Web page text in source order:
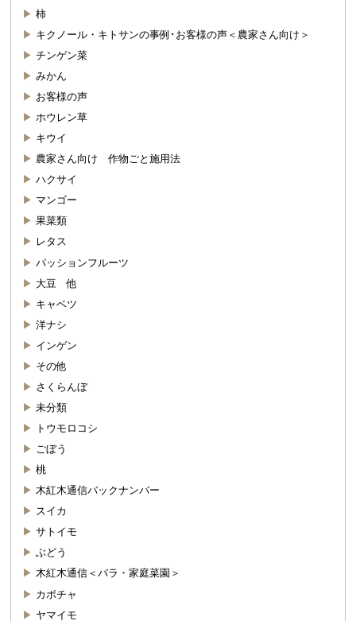
柿
キクノール・キトサンの事例･お客様の声＜農家さん向け＞
チンゲン菜
みかん
お客様の声
ホウレン草
キウイ
農家さん向け 作物ごと施用法
ハクサイ
マンゴー
果菜類
レタス
パッションフルーツ
大豆 他
キャベツ
洋ナシ
インゲン
その他
さくらんぼ
未分類
トウモロコシ
ごぼう
桃
木紅木通信バックナンバー
スイカ
サトイモ
ぶどう
木紅木通信＜バラ・家庭菜園＞
カボチャ
ヤマイモ